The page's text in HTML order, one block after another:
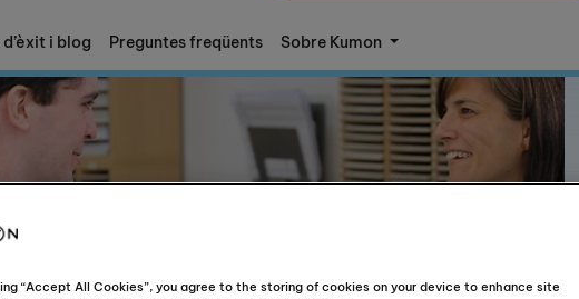
i blog Preguntes freqüents Sobre Kumon
“Accept All Cookies”, you agree to the storing of cookies on your device to enhance site